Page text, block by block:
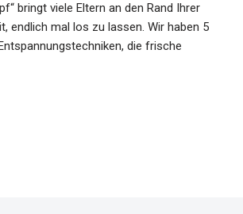
bringt viele Eltern an den Rand Ihrer
endlich mal los zu lassen. Wir haben 5
die frische